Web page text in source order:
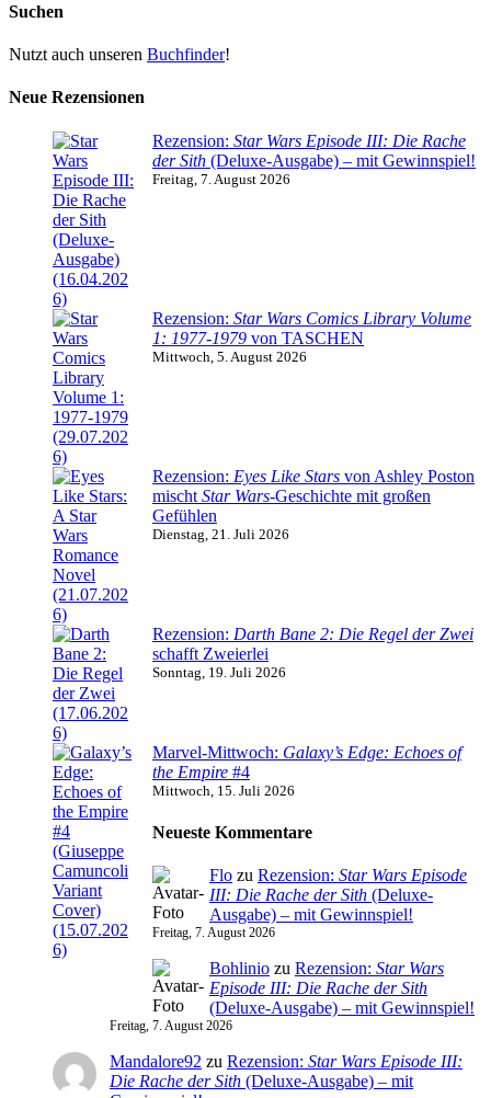
Suchen
Nutzt auch unseren Buchfinder!
Neue Rezensionen
Rezension: Star Wars Episode III: Die Rache
der Sith (Deluxe-Ausgabe) – mit Gewinnspiel!
Freitag, 7. August 2026
Rezension: Star Wars Comics Library Volume
1: 1977-1979 von TASCHEN
Mittwoch, 5. August 2026
Rezension: Eyes Like Stars von Ashley Poston
mischt Star Wars-Geschichte mit großen
Gefühlen
Dienstag, 21. Juli 2026
Rezension: Darth Bane 2: Die Regel der Zwei
schafft Zweierlei
Sonntag, 19. Juli 2026
Marvel-Mittwoch: Galaxy’s Edge: Echoes of
the Empire #4
Mittwoch, 15. Juli 2026
Neueste Kommentare
Flo zu Rezension: Star Wars Episode
III: Die Rache der Sith (Deluxe-
Ausgabe) – mit Gewinnspiel!
Freitag, 7. August 2026
Bohlinio zu Rezension: Star Wars
Episode III: Die Rache der Sith
(Deluxe-Ausgabe) – mit Gewinnspiel!
Freitag, 7. August 2026
Mandalore92 zu Rezension: Star Wars Episode III:
Die Rache der Sith (Deluxe-Ausgabe) – mit